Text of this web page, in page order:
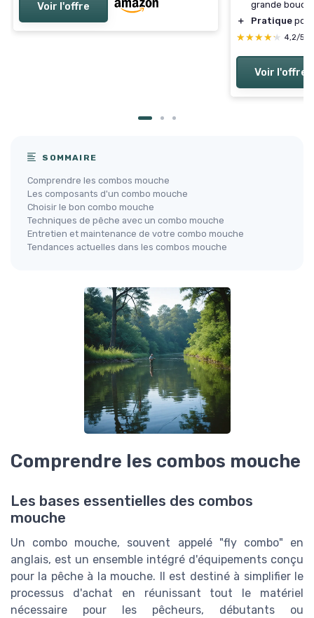
Voir l'offre
grande
＋
Pratique
★★★★★
★★★★★ 4,2/5
Voir l'offre
SOMMAIRE
Comprendre les combos mouche
Les composants d'un combo mouche
Choisir le bon combo mouche
Techniques de pêche avec un combo mouche
Entretien et maintenance de votre combo mouche
Tendances actuelles dans les combos mouche
Comprendre les combos mouche
Les bases essentielles des combos
mouche
Un combo mouche, souvent appelé "fly combo" en
anglais, est un ensemble intégré d'équipements conçu
pour la pêche à la mouche. Il est destiné à simplifier le
processus d'achat en réunissant tout le matériel
nécessaire pour les pêcheurs, débutants ou